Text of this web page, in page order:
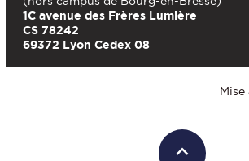
1C avenue des Frères Lumière
CS 78242
69372 Lyon Cedex 08